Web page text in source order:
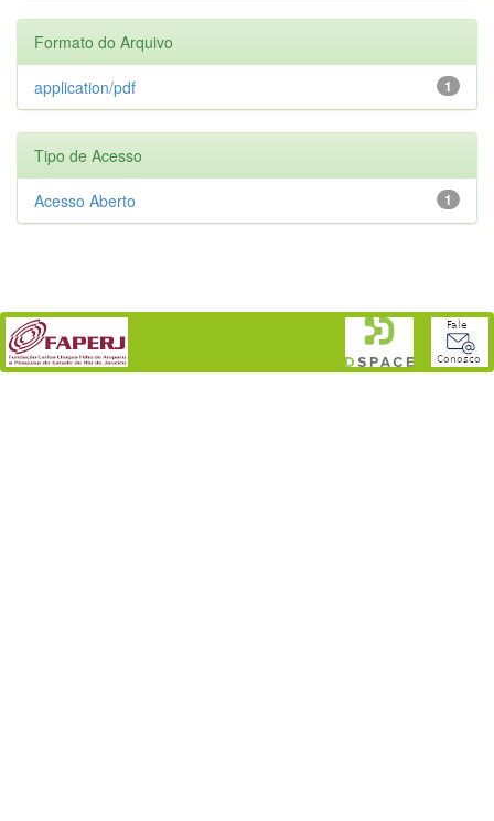
Formato do Arquivo
1
application/pdf
Tipo de Acesso
1
Acesso Aberto